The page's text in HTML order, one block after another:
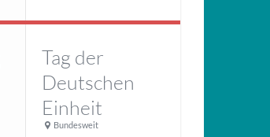
Tag der
Deutschen
Einheit
Bundesweit